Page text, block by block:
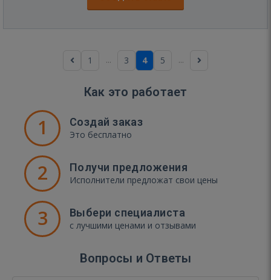
1 ... 3 4 5 ...
Как это работает
1 Создай заказ
Это бесплатно
2 Получи предложения
Исполнители предложат свои цены
3 Выбери специалиста
с лучшими ценами и отзывами
Вопросы и Ответы